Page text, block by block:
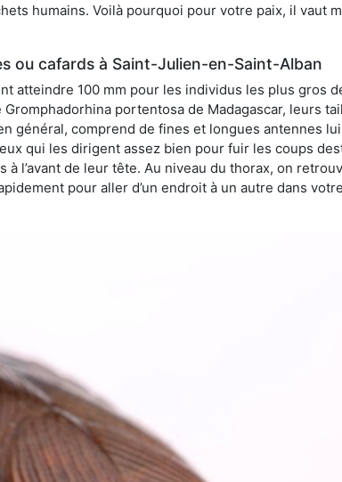
humains. Voilà pourquoi pour votre paix, il vaut
ou cafards à Saint-Julien-en-Saint-Alban
atteindre 100 mm pour les individus les plus gros
portentosa de Madagascar, leurs
général, comprend de fines et longues antennes
qui les dirigent assez bien pour fuir les coups
l’avant de leur tête. Au niveau du thorax, on
pour aller d’un endroit à un autre dans